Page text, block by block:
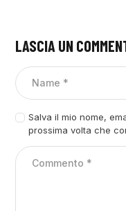
LASCIA UN
Salva il mio nome,
prossima volta che